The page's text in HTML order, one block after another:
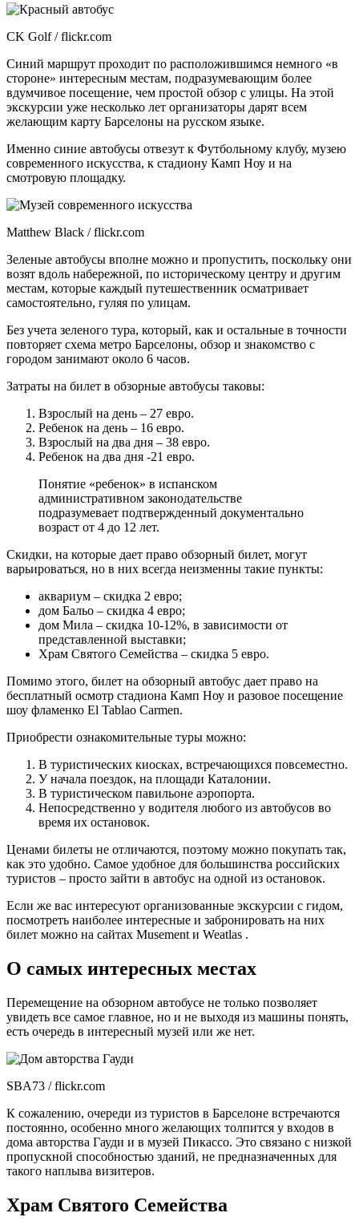
CK Golf / flickr.com
Синий маршрут проходит по расположившимся немного «в
стороне» интересным местам, подразумевающим более
вдумчивое посещение, чем простой обзор с улицы. На этой
экскурсии уже несколько лет организаторы дарят всем
желающим карту Барселоны на русском языке.
Именно синие автобусы отвезут к Футбольному клубу, музею
современного искусства, к стадиону Камп Ноу и на
смотровую площадку.
Matthew Black / flickr.com
Зеленые автобусы вполне можно и пропустить, поскольку они
возят вдоль набережной, по историческому центру и другим
местам, которые каждый путешественник осматривает
самостоятельно, гуляя по улицам.
Без учета зеленого тура, который, как и остальные в точности
повторяет схема метро Барселоны, обзор и знакомство с
городом занимают около 6 часов.
Затраты на билет в обзорные автобусы таковы:
Взрослый на день – 27 евро.
Ребенок на день – 16 евро.
Взрослый на два дня – 38 евро.
Ребенок на два дня -21 евро.
Понятие «ребенок» в испанском
административном законодательстве
подразумевает подтвержденный документально
возраст от 4 до 12 лет.
Скидки, на которые дает право обзорный билет, могут
варьироваться, но в них всегда неизменны такие пункты:
аквариум – скидка 2 евро;
дом Бальо – скидка 4 евро;
дом Мила – скидка 10-12%, в зависимости от
представленной выставки;
Храм Святого Семейства – скидка 5 евро.
Помимо этого, билет на обзорный автобус дает право на
бесплатный осмотр стадиона Камп Ноу и разовое посещение
шоу фламенко El Tablao Carmen.
Приобрести ознакомительные туры можно:
В туристических киосках, встречающихся повсеместно.
У начала поездок, на площади Каталонии.
В туристическом павильоне аэропорта.
Непосредственно у водителя любого из автобусов во
время их остановок.
Ценами билеты не отличаются, поэтому можно покупать так,
как это удобно. Самое удобное для большинства российских
туристов – просто зайти в автобус на одной из остановок.
Если же вас интересуют организованные экскурсии с гидом,
посмотреть наиболее интересные и забронировать на них
билет можно на сайтах Musement и Weatlas .
О самых интересных местах
Перемещение на обзорном автобусе не только позволяет
увидеть все самое главное, но и не выходя из машины понять,
есть очередь в интересный музей или же нет.
SBA73 / flickr.com
К сожалению, очереди из туристов в Барселоне встречаются
постоянно, особенно много желающих толпится у входов в
дома авторства Гауди и в музей Пикассо. Это связано с низкой
пропускной способностью зданий, не предназначенных для
такого наплыва визитеров.
Храм Святого Семейства